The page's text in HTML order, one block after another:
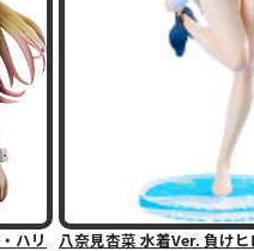
ハリ
八奈見杏菜 水着Ver. 負け